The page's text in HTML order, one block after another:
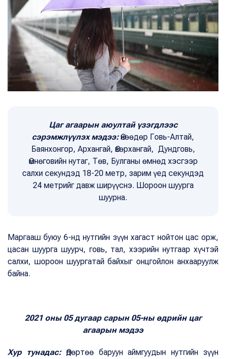
Цаг агаарын аюултай үзэгдлээс
сэрэмжлүүлэх мэдээ:Өнөөдөр Говь-Алтай,
Баянхонгор, Архангай, Өвөрхангай, Дундговь,
Өмнөговийн нутаг, Төв, Булганы өмнөд хэсгээр
салхи секундэд 18-20 метр, зарим үед секундэд
24 метрийг давж ширүүснэ. Шороон шуурга
шуурна.
Маргааш буюу 6-нд нутгийн зүүн хагаст нойтон цас орж,
цасан шуурга шуурч, говь, тал, хээрийн нутгаар хүчтэй
салхи, шороон шуургатай байхыг онцгойлон анхааруулж
байна.
2021 оны 05 дугаар сарын 05-ны өдрийн цаг
агаарын мэдээ
Хур тунадас:Өдөртөө баруун аймгуудын нутгийн зүүн